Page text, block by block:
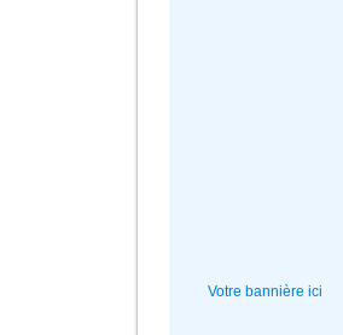
Votre bannière ici